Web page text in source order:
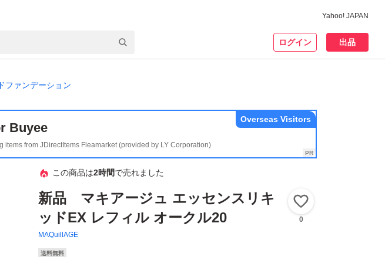
Yahoo! JAPAN
ログイン 出品
ファンデーション
Buyee
from JDirectItems Fleamarket (provided by LY Corporation)
Overseas Visitors
この商品は2時間で売れました
新品 マキアージュ エッセンスリキ
ッドEX レフィル オークル20
MAQuillAGE
0
送料無料